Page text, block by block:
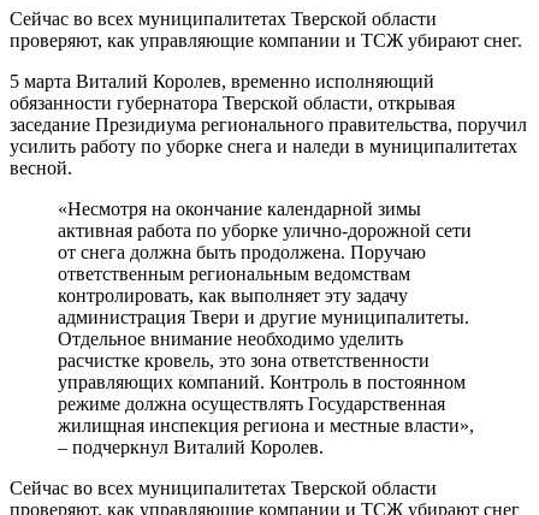
Сейчас во всех муниципалитетах Тверской области
проверяют, как управляющие компании и ТСЖ убирают снег.
5 марта Виталий Королев, временно исполняющий
обязанности губернатора Тверской области, открывая
заседание Президиума регионального правительства, поручил
усилить работу по уборке снега и наледи в муниципалитетах
весной.
«Несмотря на окончание календарной зимы
активная работа по уборке улично-дорожной сети
от снега должна быть продолжена. Поручаю
ответственным региональным ведомствам
контролировать, как выполняет эту задачу
администрация Твери и другие муниципалитеты.
Отдельное внимание необходимо уделить
расчистке кровель, это зона ответственности
управляющих компаний. Контроль в постоянном
режиме должна осуществлять Государственная
жилищная инспекция региона и местные власти»,
– подчеркнул Виталий Королев.
Сейчас во всех муниципалитетах Тверской области
проверяют, как управляющие компании и ТСЖ убирают снег